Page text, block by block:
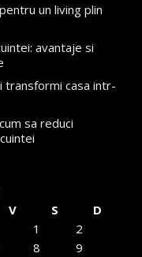
un living plin
avantaje si
transformi casa intr-
sa reduci
V S
D
1
2
8
9